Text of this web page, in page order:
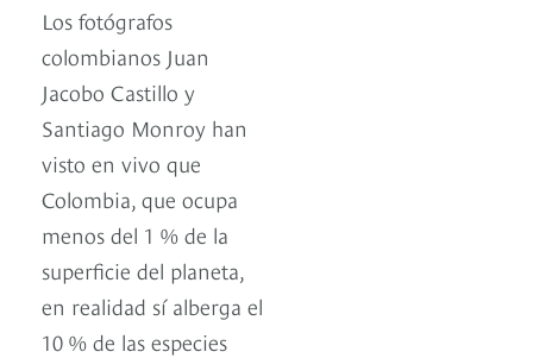
Los fotógrafos
colombianos Juan
Jacobo Castillo y
Santiago Monroy han
visto en vivo que
Colombia, que ocupa
menos del 1 % de la
superficie del planeta,
en realidad sí alberga el
10 % de las especies